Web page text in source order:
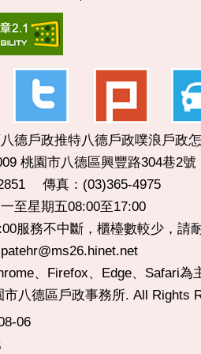
八德戶政推特八德戶政噗浪戶政
桃園市八德區興豐路304巷2號
傳真：(03)365-4975
至星期五08:00至17:00
服務不中斷，櫃檯數較少，請
、Firefox、Edge、Safari為
八德區戶政事務所. All Rights
06